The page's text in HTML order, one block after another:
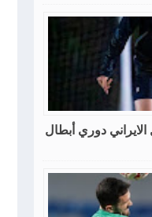
دوري أبطال